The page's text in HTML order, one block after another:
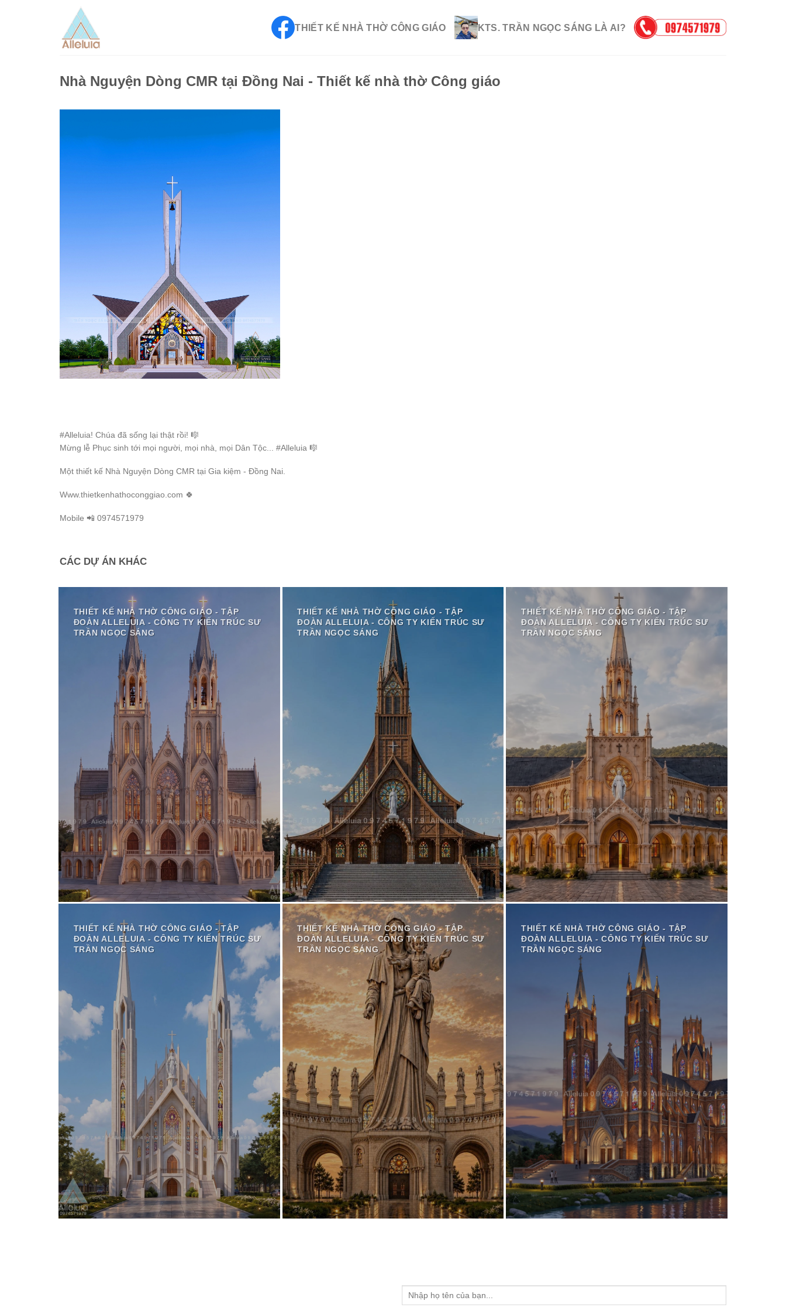
THIẾT KẾ NHÀ THỜ CÔNG GIÁO KTS. TRẦN NGỌC SÁNG LÀ AI?
Nhà Nguyện Dòng CMR tại Đồng Nai - Thiết kế nhà thờ Công giáo
#Alleluia! Chúa đã sống lại thật rồi! 🎼
Mừng lễ Phục sinh tới mọi người, mọi nhà, mọi Dân Tộc... #Alleluia 🎼
Một thiết kế Nhà Nguyện Dòng CMR tại Gia kiệm - Đồng Nai.
Www.thietkenhathoconggiao.com 🍀
Mobile 📲 0974571979
CÁC DỰ ÁN KHÁC
THIẾT KẾ NHÀ THỜ CÔNG GIÁO - TẬP
ĐOÀN ALLELUIA - CÔNG TY KIẾN TRÚC SƯ
TRẦN NGỌC SÁNG
THIẾT KẾ NHÀ THỜ CÔNG GIÁO - TẬP
ĐOÀN ALLELUIA - CÔNG TY KIẾN TRÚC SƯ
TRẦN NGỌC SÁNG
THIẾT KẾ NHÀ THỜ CÔNG GIÁO - TẬP
ĐOÀN ALLELUIA - CÔNG TY KIẾN TRÚC SƯ
TRẦN NGỌC SÁNG
THIẾT KẾ NHÀ THỜ CÔNG GIÁO - TẬP
ĐOÀN ALLELUIA - CÔNG TY KIẾN TRÚC SƯ
TRẦN NGỌC SÁNG
THIẾT KẾ NHÀ THỜ CÔNG GIÁO - TẬP
ĐOÀN ALLELUIA - CÔNG TY KIẾN TRÚC SƯ
TRẦN NGỌC SÁNG
THIẾT KẾ NHÀ THỜ CÔNG GIÁO - TẬP
ĐOÀN ALLELUIA - CÔNG TY KIẾN TRÚC SƯ
TRẦN NGỌC SÁNG